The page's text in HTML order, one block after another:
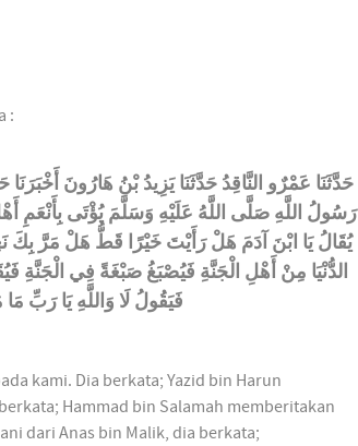
:
حَدَّثَنَا عَمْرٌو النَّاقِدُ حَدَّثَنَا يَزِيدُ بْنُ هَارُونَ
رَسُولُ اللَّهِ صَلَّى اللَّهُ عَلَيْهِ وَسَلَّمَ يُؤْتَى بِأَنْعَمِ
يُقَالُ يَا ابْنَ آدَمَ هَلْ رَأَيْتَ خَيْرًا قَطُّ هَلْ مَرَّ بِكَ
الدُّنْيَا مِنْ أَهْلِ الْجَنَّةِ فَيُصْبَغُ صَبْغَةً فِي
فَيَقُولُ لَا وَاللَّهِ يَا
kami. Dia berkata; Yazid bin Harun
Hammad bin Salamah memberitakan
dari Anas bin Malik, dia berkata;